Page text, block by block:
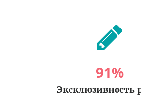
91%
Эксклюзивность